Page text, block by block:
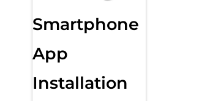
Smartphone
App
Installation